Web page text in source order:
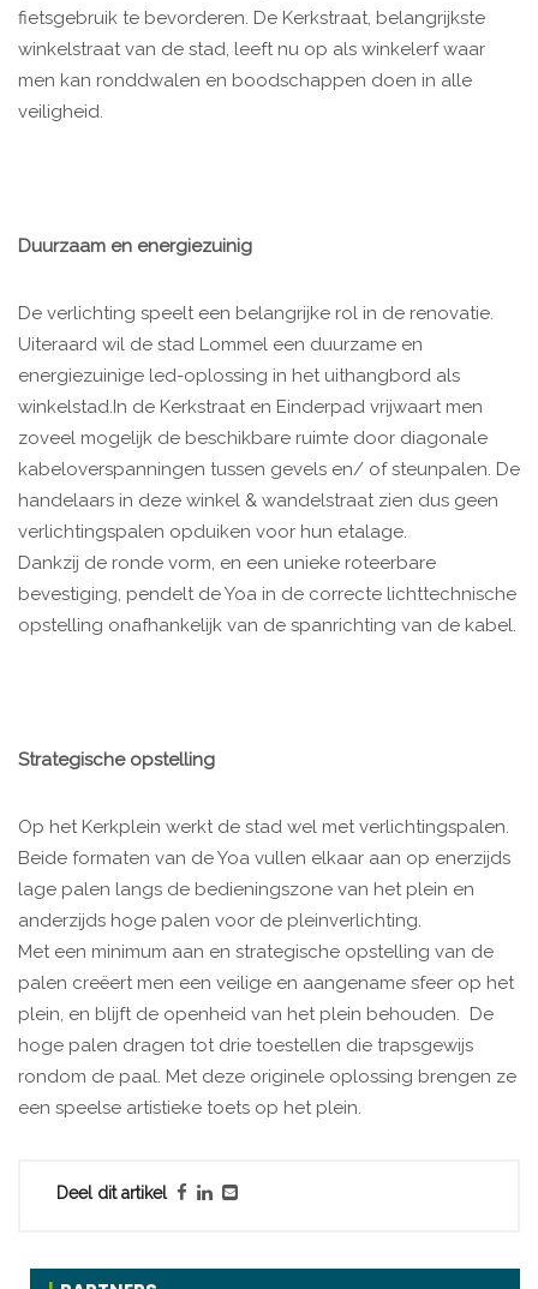
fietsgebruik te bevorderen. De Kerkstraat, belangrijkste
winkelstraat van de stad, leeft nu op als winkelerf waar
men kan ronddwalen en boodschappen doen in alle
veiligheid.
Duurzaam en energiezuinig
De verlichting speelt een belangrijke rol in de renovatie.
Uiteraard wil de stad Lommel een duurzame en
energiezuinige led-oplossing in het uithangbord als
winkelstad.In de Kerkstraat en Einderpad vrijwaart men
zoveel mogelijk de beschikbare ruimte door diagonale
kabeloverspanningen tussen gevels en/ of steunpalen. De
handelaars in deze winkel & wandelstraat zien dus geen
verlichtingspalen opduiken voor hun etalage.
Dankzij de ronde vorm, en een unieke roteerbare
bevestiging, pendelt de Yoa in de correcte lichttechnische
opstelling onafhankelijk van de spanrichting van de kabel.
Strategische opstelling
Op het Kerkplein werkt de stad wel met verlichtingspalen.
Beide formaten van de Yoa vullen elkaar aan op enerzijds
lage palen langs de bedieningszone van het plein en
anderzijds hoge palen voor de pleinverlichting.
Met een minimum aan en strategische opstelling van de
palen creëert men een veilige en aangename sfeer op het
plein, en blijft de openheid van het plein behouden. De
hoge palen dragen tot drie toestellen die trapsgewijs
rondom de paal. Met deze originele oplossing brengen ze
een speelse artistieke toets op het plein.
Deel dit artikel